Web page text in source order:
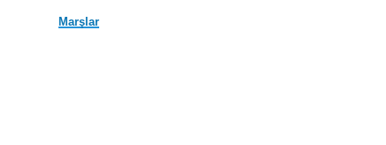
Marşlar